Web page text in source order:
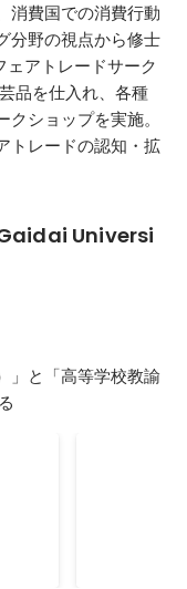
消費国での消費行動
分野の視点から修士
アトレードサーク
品を仕入れ、各種
ショップを実施。
トレードの認知・拡
Universi
」と「高等学校教諭